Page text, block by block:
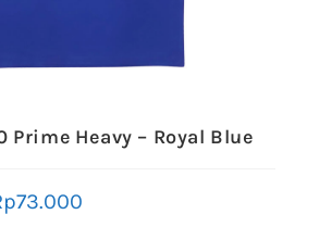
Prime Heavy – Royal Blue
73.000